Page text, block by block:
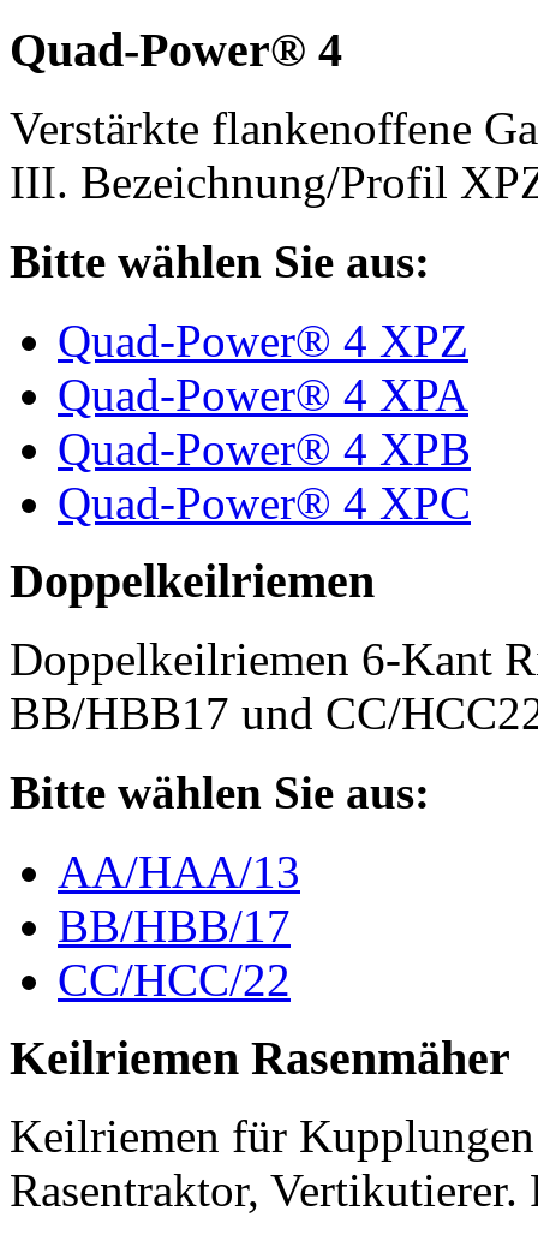
Quad-Power® 4
Verstärkte flankenoffene
III. Bezeichnung/Profil
Bitte wählen Sie aus:
Quad-Power® 4 XPZ
Quad-Power® 4 XPA
Quad-Power® 4 XPB
Quad-Power® 4 XPC
Doppelkeilriemen
Doppelkeilriemen 6-Kant
BB/HBB17 und CC/
Bitte wählen Sie aus:
AA/HAA/13
BB/HBB/17
CC/HCC/22
Keilriemen Rasenmäher
Keilriemen für Kupplungen
Rasentraktor,